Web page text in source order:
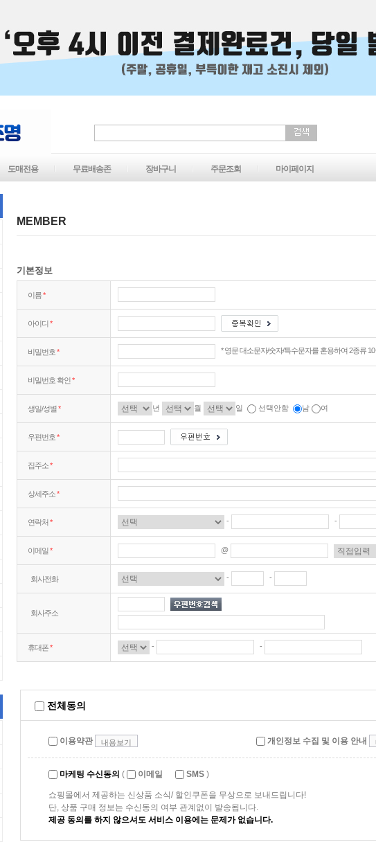
도매전용 무료배송존 장바구니 주문조회 마이페이지
MEMBER
기본정보
이름*
아이디*
비밀번호* * 영문 대소문자/숫자/특수문자를 혼용하여 2종류
비밀번호 확인*
생일/성별* 년 월 일 선택안함 남 여
우편번호*
집주소*
상세주소*
연락처* - -
이메일* @
회사전화 - -
회사주소
휴대폰* - -
전체동의
이용약관 내용보기 개인정보 수집 및 이용 안내
마케팅 수신동의 ( 이메일 SMS )
쇼핑몰에서 제공하는 신상품 소식/ 할인쿠폰을 무상으로 보내드립니다!
단, 상품 구매 정보는 수신동의 여부 관계없이 발송됩니다.
제공 동의를 하지 않으셔도 서비스 이용에는 문제가 없습니다.